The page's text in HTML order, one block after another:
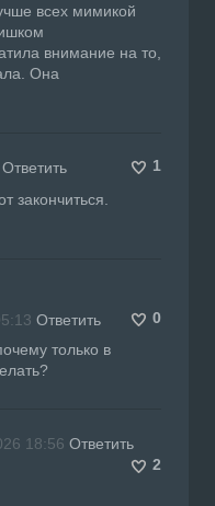
всех мимикой
внимание на то,
Она
Ответить
1
закончиться.
Ответить
0
только в
18:56 Ответить
2